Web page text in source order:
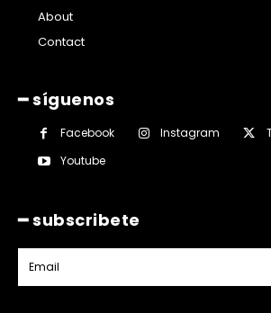
About
Contact
━ síguenos
Facebook Instagram
Youtube
━ subscribete